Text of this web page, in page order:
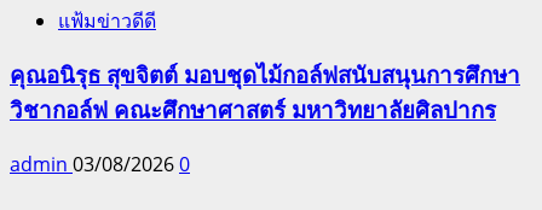
แฟ้มข่าวดีดี
คุณอนิรุธ สุขจิตต์ มอบชุดไม้กอล์ฟสนับสนุนการศึกษา
วิชากอล์ฟ คณะศึกษาศาสตร์ มหาวิทยาลัยศิลปากร
admin 03/08/20260